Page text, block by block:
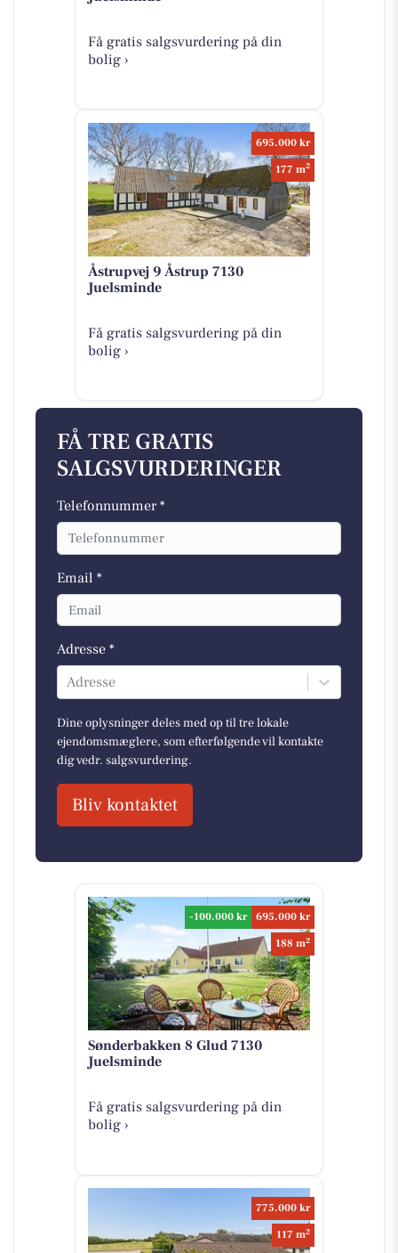
Få gratis salgsvurdering på din
bolig ›
695.000 kr
177 m2
Åstrupvej 9 Åstrup 7130
Juelsminde
Få gratis salgsvurdering på din
bolig ›
FÅ TRE GRATIS
SALGSVURDERINGER
Telefonnummer *
Email *
Adresse *
Adresse
Dine oplysninger deles med op til tre lokale
ejendomsmæglere, som efterfølgende vil kontakte
dig vedr. salgsvurdering.
Bliv kontaktet
-100.000 kr
695.000 kr
188 m2
Sønderbakken 8 Glud 7130
Juelsminde
Få gratis salgsvurdering på din
bolig ›
775.000 kr
117 m2